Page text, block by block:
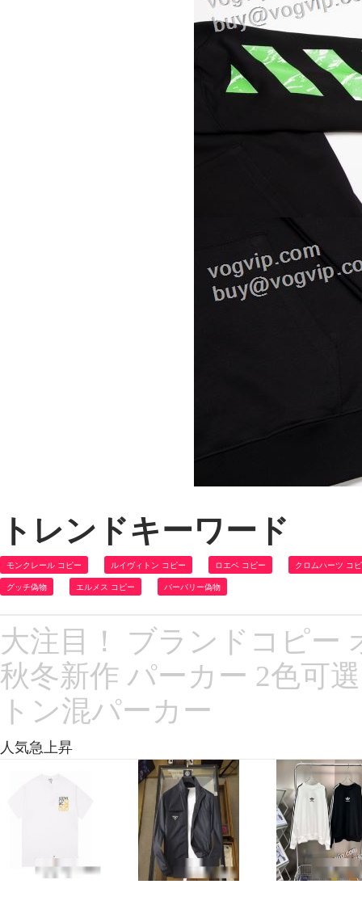
トレンドキーワード
モンクレール コピー ルイヴィトン コピー ロエベ コピー クロムハーツ コ
グッチ偽物 エルメス コピー バーバリー偽物
大注目！ ブランドコピー
秋冬新作 パーカー 2色可
トン混パーカー
人気急上昇